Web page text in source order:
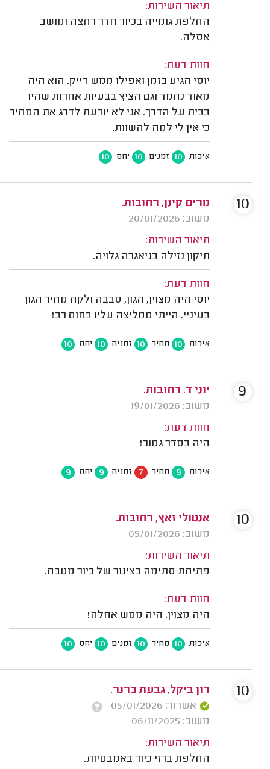
תיאור השירות:
החלפת גומייה בכיור חדר רחצה ומושב
אסלה.
חוות דעת:
יוסי הגיע בזמן ואפילו ממש דייק. הוא היה
מאוד נחמד וגם הציץ בבעיות אחרות שהיו
בבית על הדרך. אני לא יודעת לדרג את המחיר
כי אין לי למה להשוות.
איכות 10 זמנים 10 יחס 10
מרים קינן, רחובות.
משוב: 20/01/2026
תיאור השירות:
תיקון נזילה בניאגרה גלויה.
חוות דעת:
יוסי היה מצוין, הגון, סבבה ולקח מחיר הגון
בעיניי. הייתי ממליצה עליו בחום רב!
איכות 10 מחיר 10 זמנים 10 יחס 10
10
יוני ד. רחובות.
משוב: 19/01/2026
חוות דעת:
היה בסדר גמור!
איכות 9 מחיר 7 זמנים 9 יחס 9
9
אנטולי זאץ, רחובות.
משוב: 05/01/2026
תיאור השירות:
פתיחת סתימה בצינור של כיור מטבח.
חוות דעת:
היה מצוין. היה ממש אחלה!
איכות 10 מחיר 10 זמנים 10 יחס 10
10
רון ביקל, גבעת ברנר.
אשרור: 05/01/2026
משוב: 06/11/2025
תיאור השירות:
החלפת ברזי כיור באמבטיות.
10